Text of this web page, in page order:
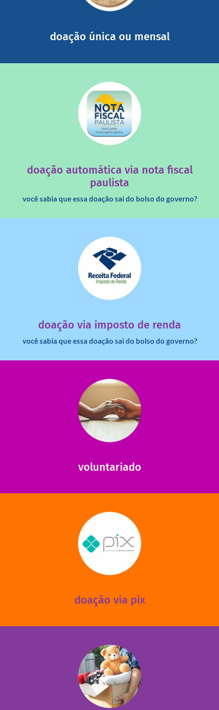
doação única ou mensal
mail mostrando tudo o que fizemos com a sua ajuda
doação automática via nota fiscal
paulista
você sabia que essa doação sai do bolso do governo?
saiba mais
doação via imposto de renda
você sabia que essa doação sai do bolso do governo?
dinheiro deixa de ir para o governo?
saiba mais
voluntariado
ajudar com certos assuntos. Entre em contato conosco e
saiba como nos ajudar.
saiba mais
doação via pix
via PIX? Elas também são muito importantes para
mantermos nossas unidades em funcionamento!
saiba mais
Você pode doar esses itens na Rua Belmonte, 547 – Vila
Leopoldina – De segunda a sexta, das 8h30 às 11h30 e
das 13h30 às 17h30 (sextas até às 16h30).
fale conosco